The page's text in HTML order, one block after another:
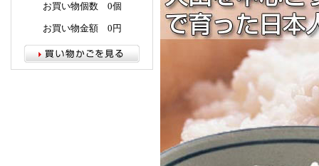
お買い物個数 0個
お買い物金額 0円